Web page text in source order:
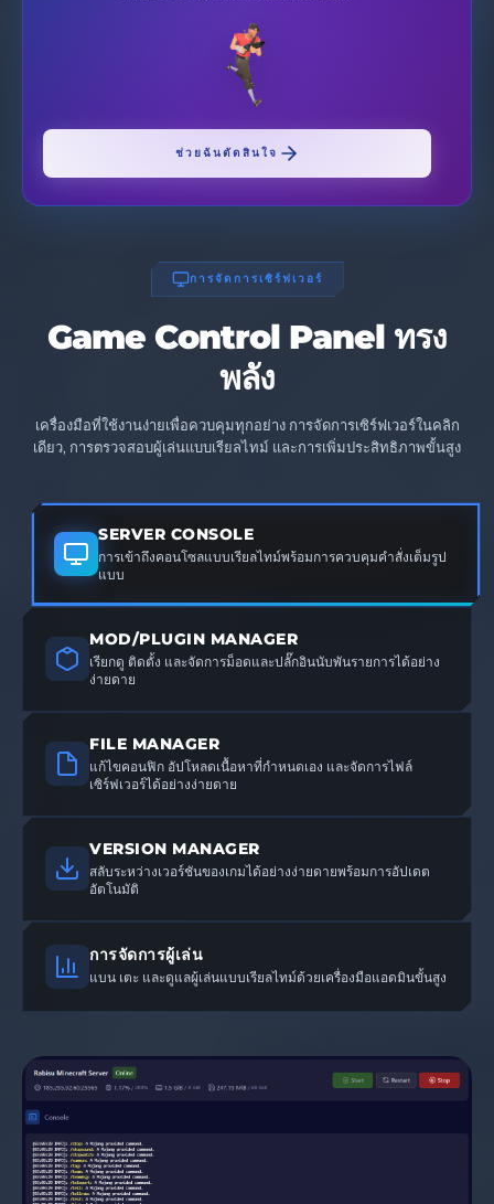
ช่วยฉันตัดสินใจ
การจัดการเซิร์ฟเวอร์
Game Control Panel ทรง
พลัง
เครื่องมือที่ใช้งานง่ายเพื่อควบคุมทุกอย่าง การจัดการเซิร์ฟเวอร์ในคลิก
เดียว, การตรวจสอบผู้เล่นแบบเรียลไทม์ และการเพิ่มประสิทธิภาพขั้นสูง
SERVER CONSOLE
การเข้าถึงคอนโซลแบบเรียลไทม์พร้อมการควบคุมคำสั่งเต็มรูป
แบบ
MOD/PLUGIN MANAGER
เรียกดู ติดตั้ง และจัดการม็อดและปลั๊กอินนับพันรายการได้อย่าง
ง่ายดาย
FILE MANAGER
แก้ไขคอนฟิก อัปโหลดเนื้อหาที่กำหนดเอง และจัดการไฟล์
เซิร์ฟเวอร์ได้อย่างง่ายดาย
VERSION MANAGER
สลับระหว่างเวอร์ชันของเกมได้อย่างง่ายดายพร้อมการอัปเดต
อัตโนมัติ
การจัดการผู้เล่น
แบน เตะ และดูแลผู้เล่นแบบเรียลไทม์ด้วยเครื่องมือแอดมินขั้นสูง